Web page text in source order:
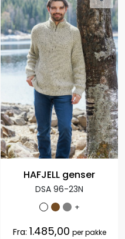
HAFJELL genser
DSA 96-23N
+
Fra: 1.485,00 per pakke